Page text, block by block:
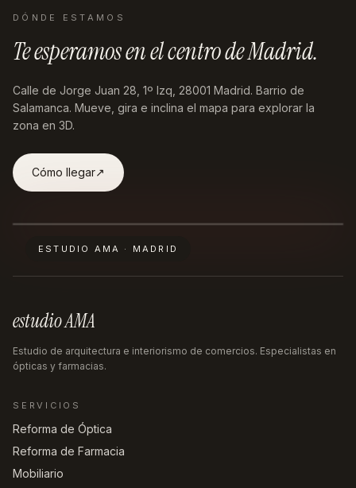
DÓNDE ESTAMOS
Te esperamos enel centro de Madrid.
Calle de Jorge Juan 28, 1º Izq, 28001 Madrid. Barrio de
Salamanca. Mueve, gira e inclina el mapa para explorar la
zona en 3D.
Cómo llegar↗︎
ESTUDIO AMA · MADRID
estudio AMA
Estudio de arquitectura e interiorismo de comercios. Especialistas en
ópticas y farmacias.
SERVICIOS
Reforma de Óptica
Reforma de Farmacia
Mobiliario